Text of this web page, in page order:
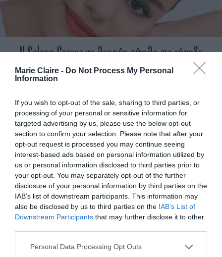
Marie Claire - Do Not Process My Personal
Information
If you wish to opt-out of the sale, sharing to third parties, or
processing of your personal or sensitive information for
targeted advertising by us, please use the below opt-out
section to confirm your selection. Please note that after your
opt-out request is processed you may continue seeing
interest-based ads based on personal information utilized by
us or personal information disclosed to third parties prior to
your opt-out. You may separately opt-out of the further
disclosure of your personal information by third parties on the
IAB’s list of downstream participants. This information may
also be disclosed by us to third parties on the IAB’s List of
Downstream Participants that may further disclose it to other
Personal Data Processing Opt Outs
H Selena Gomez με λεοπάρ σύνολο στο γήπεδο
ByMcteam